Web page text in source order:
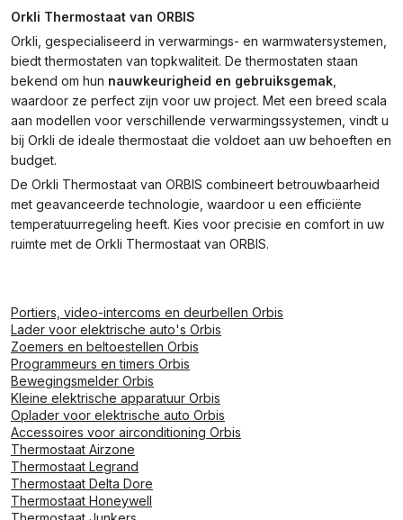
Orkli Thermostaat van ORBIS
Orkli, gespecialiseerd in verwarmings- en warmwatersystemen,
biedt thermostaten van topkwaliteit. De thermostaten staan
bekend om hun nauwkeurigheid en gebruiksgemak
waardoor ze perfect zijn voor uw project. Met een breed scala
aan modellen voor verschillende verwarmingssystemen, vindt u
bij Orkli de ideale thermostaat die voldoet aan uw behoeften en
budget.
De Orkli Thermostaat van ORBIS combineert betrouwbaarheid
met geavanceerde technologie, waardoor u een efficiënte
temperatuurregeling heeft. Kies voor precisie en comfort in uw
ruimte met de Orkli Thermostaat van ORBIS.
Portiers, video-intercoms en deurbellen Orbis
Lader voor elektrische auto's Orbis
Zoemers en beltoestellen Orbis
Programmeurs en timers Orbis
Bewegingsmelder Orbis
Kleine elektrische apparatuur Orbis
Oplader voor elektrische auto Orbis
Accessoires voor airconditioning Orbis
Thermostaat Airzone
Thermostaat Legrand
Thermostaat Delta Dore
Thermostaat Honeywell